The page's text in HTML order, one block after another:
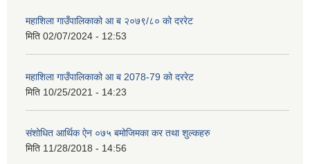
महाशिला गाउँपालिकाको आ ब २०७९/८० को दररेट
मिति 02/07/2024 - 12:53
महाशिला गाउँपालिकाको आ ब 2078-79 को दररेट
मिति 10/25/2021 - 14:23
संशोधित आर्थिक ऐन ०७५ बमोजिमका कर तथा शुल्कहरु
मिति 11/28/2018 - 14:56